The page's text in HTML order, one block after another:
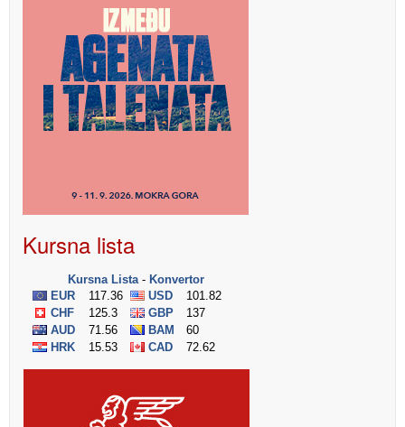
Kursna lista